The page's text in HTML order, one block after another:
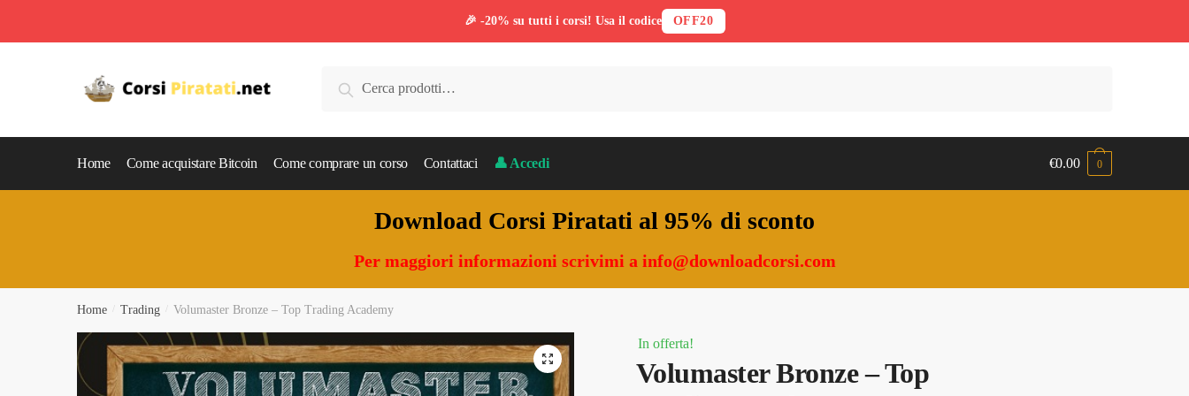
Cerca
Home Come acquistare Bitcoin Come comprare un corso Contattaci 👤 Accedi €0.00 0
Download Corsi Piratati al 95% di sconto
Per maggiori informazioni scrivimi a info@downloadcorsi.com
Home Trading Volumaster Bronze – Top Trading Academy
🔍
In offerta!
Volumaster Bronze – Top
🎉 -20% su tutti i corsi! Usa il codice OFF20